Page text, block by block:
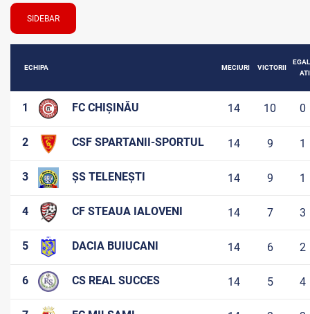
SIDEBAR
ECHIPA MECIURI VICTORII
ATI
1 FC CHIȘINĂU 14 10 0
2 CSF SPARTANII-SPORTUL 14 9 1
3 ȘS TELENEȘTI 14 9 1
4 CF STEAUA IALOVENI 14 7 3
5 DACIA BUIUCANI 14 6 2
6 CS REAL SUCCES 14 5 4